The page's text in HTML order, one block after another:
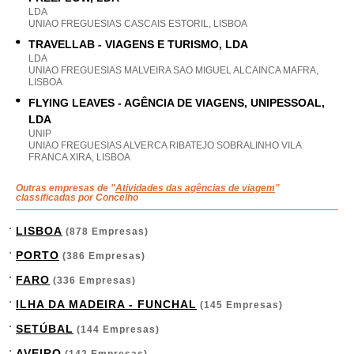
LDA
UNIAO FREGUESIAS CASCAIS ESTORIL, LISBOA
TRAVELLAB - VIAGENS E TURISMO, LDA
LDA
UNIAO FREGUESIAS MALVEIRA SAO MIGUEL ALCAINCA MAFRA,
LISBOA
FLYING LEAVES - AGÊNCIA DE VIAGENS, UNIPESSOAL,
LDA
UNIP
UNIAO FREGUESIAS ALVERCA RIBATEJO SOBRALINHO VILA
FRANCA XIRA, LISBOA
Outras empresas de "Atividades das agências de viagem"
classificadas por Concelho
LISBOA (878 Empresas)
PORTO (386 Empresas)
FARO (336 Empresas)
ILHA DA MADEIRA - FUNCHAL (145 Empresas)
SETÚBAL (144 Empresas)